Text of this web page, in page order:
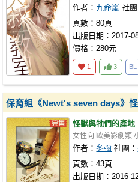
作者： 九命嵐 社團
頁數：80頁
出版日期：2017-
價格：280元
1 3 BL
保育組《Newt's seven days》
怪獸與牠們的產地
女性向 歐美影劇類
作者：冬彌 社團：
頁數：43頁
出版日期：2016-